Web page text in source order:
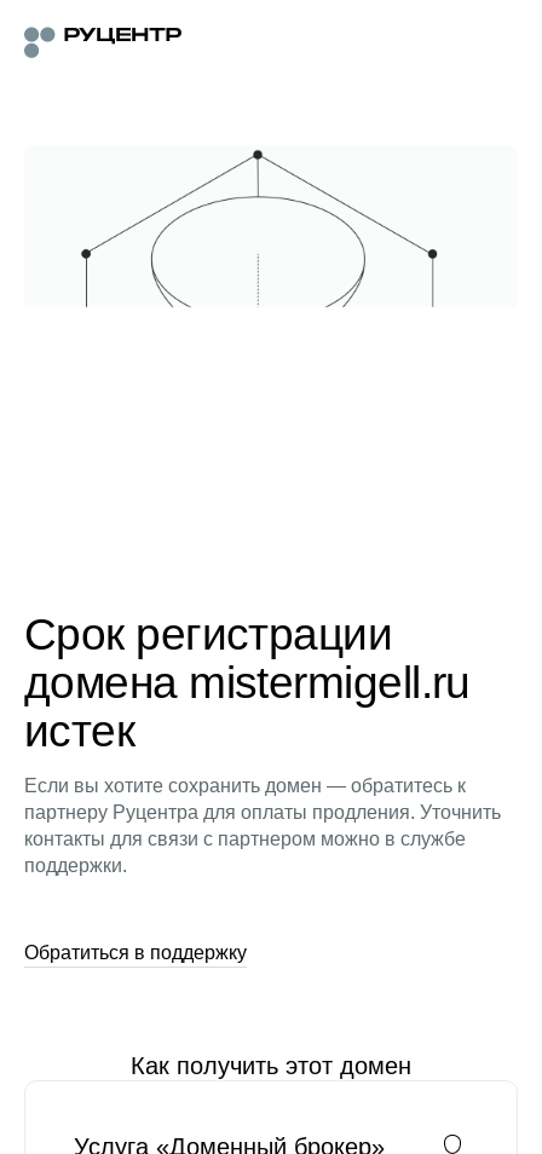
Срок регистрации
домена mistermigell.ru
истек
Если вы хотите сохранить домен — обратитесь к
партнеру Руцентра для оплаты продления. Уточнить
контакты для связи с партнером можно в службе
поддержки.
Обратиться в поддержку
Как получить этот домен
Услуга «Доменный брокер»